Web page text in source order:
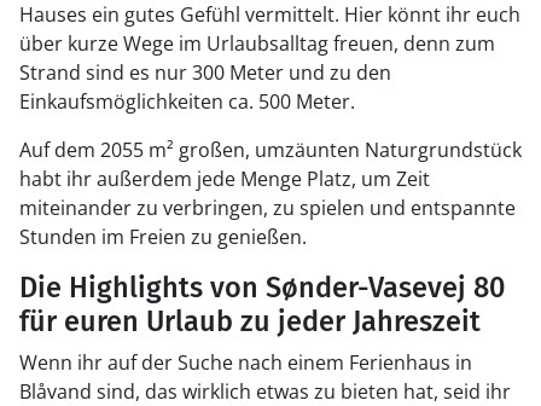
Hauses ein gutes Gefühl vermittelt. Hier könnt ihr euch
über kurze Wege im Urlaubsalltag freuen, denn zum
Strand sind es nur 300 Meter und zu den
Einkaufsmöglichkeiten ca. 500 Meter.
Auf dem 2055 m² großen, umzäunten Naturgrundstück
habt ihr außerdem jede Menge Platz, um Zeit
miteinander zu verbringen, zu spielen und entspannte
Stunden im Freien zu genießen.
Die Highlights von Sønder-Vasevej 80
für euren Urlaub zu jeder Jahreszeit
Wenn ihr auf der Suche nach einem Ferienhaus in
Blåvand sind, das wirklich etwas zu bieten hat, seid ihr